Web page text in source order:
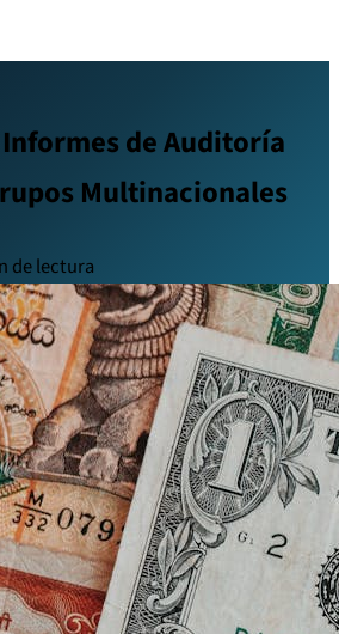
de Auditoría
Multinacionales
de lectura